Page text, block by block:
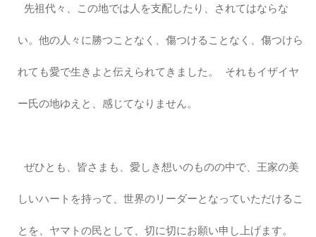
先祖代々、この地では人を支配したり、されてはならな
い。他の人々に勝つことなく、傷つけることなく、傷つけら
れても愛で生きよと伝えられてきました。 それもイザイヤ
ー氏の地ゆえと、感じてなりません。
ぜひとも、皆さまも、愛しき想いのものの中で、王家の美
しいハートを持って、世界のリーダーとなっていただけるこ
とを、ヤマトの民として、切に切にお願い申し上げます。